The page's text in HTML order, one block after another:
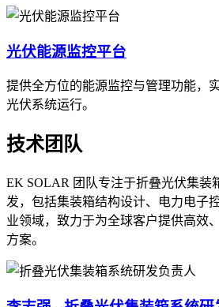
光伏能源监控平台
提供全方位的能源监控与管理功能，
光伏系统运行。
技术团队
EK SOLAR 团队专注于折叠光伏集装
发，包括集装箱结构设计、电力电子
业领域，致力于为全球客户提供高效
方案。